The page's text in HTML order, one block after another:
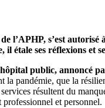
l’APHP, s’est autorisé
il étale ses réflexions
public, annoncé
la pandémie, que la
résultent du
et personnel.